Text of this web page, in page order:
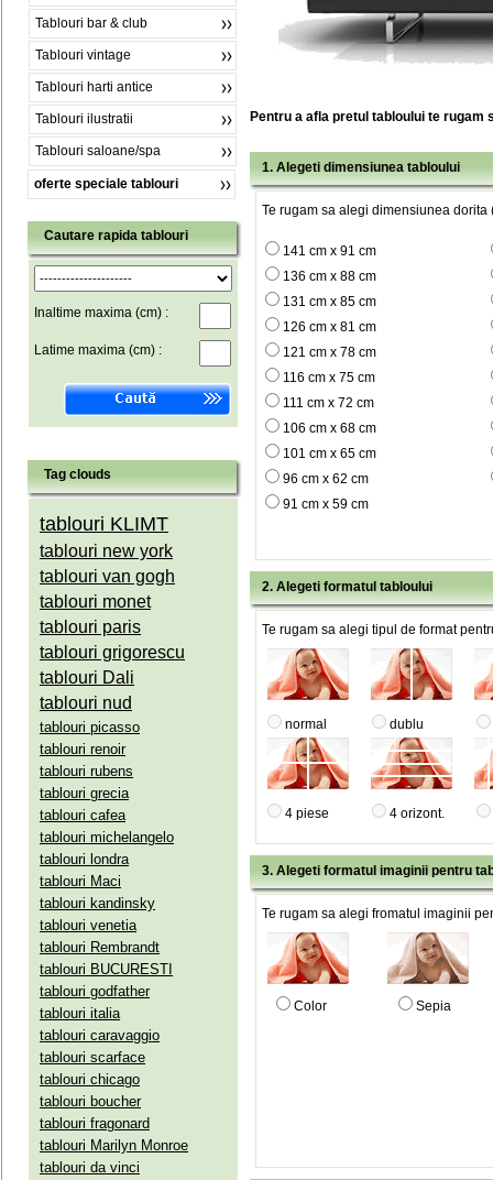
Tablouri bar & club
Tablouri vintage
Tablouri harti antice
Tablouri ilustratii
Tablouri saloane/spa
oferte speciale tablouri
Cautare rapida tablouri
Inaltime maxima (cm) :
Latime maxima (cm) :
Tag clouds
tablouri KLIMT
tablouri new york
tablouri van gogh
tablouri monet
tablouri paris
tablouri grigorescu
tablouri Dali
tablouri nud
tablouri picasso
tablouri renoir
tablouri rubens
tablouri grecia
tablouri cafea
tablouri michelangelo
tablouri londra
tablouri Maci
tablouri kandinsky
tablouri venetia
tablouri Rembrandt
tablouri BUCURESTI
tablouri godfather
tablouri italia
tablouri caravaggio
tablouri scarface
tablouri chicago
tablouri boucher
tablouri fragonard
tablouri Marilyn Monroe
tablouri da vinci
Pentru a afla pretul tabloului te rugam
1. Alegeti dimensiunea tabloului
Te rugam sa alegi dimensiunea dorita
141 cm x 91 cm
136 cm x 88 cm
131 cm x 85 cm
126 cm x 81 cm
121 cm x 78 cm
116 cm x 75 cm
111 cm x 72 cm
106 cm x 68 cm
101 cm x 65 cm
96 cm x 62 cm
91 cm x 59 cm
2. Alegeti formatul tabloului
Te rugam sa alegi tipul de format
normal dublu
4 piese 4 orizont.
3. Alegeti formatul imaginii pentru
Te rugam sa alegi fromatul imaginii
Color Sepia